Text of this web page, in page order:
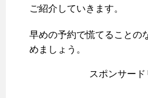
ご紹介していきます。
早めの予約で慌てることの
めましょう。
スポンサード